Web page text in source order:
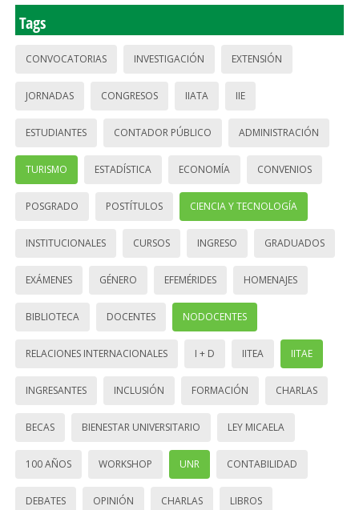
Tags
CONVOCATORIAS INVESTIGACIÓN EXTENSIÓN
JORNADAS CONGRESOS IIATA IIE
ESTUDIANTES CONTADOR PÚBLICO ADMINISTRACIÓN
TURISMO ESTADÍSTICA ECONOMÍA CONVENIOS
POSGRADO POSTÍTULOS CIENCIA Y TECNOLOGÍA
INSTITUCIONALES CURSOS INGRESO GRADUADOS
EXÁMENES GÉNERO EFEMÉRIDES HOMENAJES
BIBLIOTECA DOCENTES NODOCENTES
RELACIONES INTERNACIONALES I + D IITEA IITAE
INGRESANTES INCLUSIÓN FORMACIÓN CHARLAS
BECAS BIENESTAR UNIVERSITARIO LEY MICAELA
100 AÑOS WORKSHOP UNR CONTABILIDAD
DEBATES OPINIÓN CHARLAS LIBROS